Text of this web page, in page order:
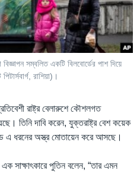
বিজ্ঞাপন সম্বলিত একটি বিলবোর্ডের পাশ দিয়ে
রাশিয়া)।
রাষ্ট্র বেলারুশে কৌশলগত
তিনি দাবি করেন, যুক্তরাষ্ট্র বেশ কয়েক
এ ধরনের অস্ত্র মোতায়েন করে আসছে।
সাক্ষাৎকারে পুতিন বলেন, “তার এমন